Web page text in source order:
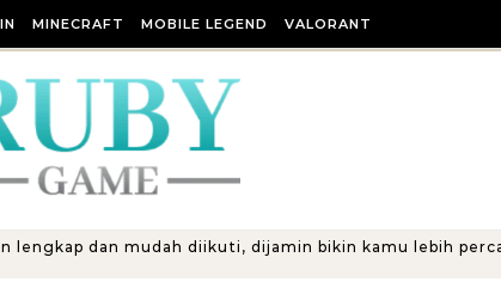
MINECRAFT MOBILE LEGEND VALORANT
dan mudah diikuti, dijamin bikin kamu lebih